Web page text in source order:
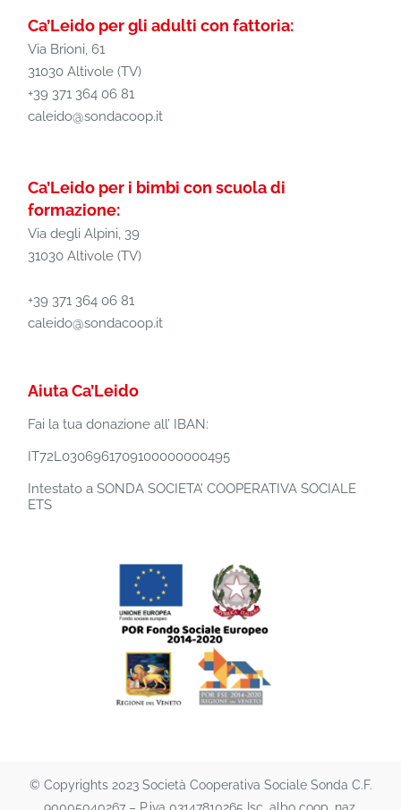
Ca’Leido per gli adulti con fattoria:
Via Brioni, 61
31030 Altivole (TV)
+39 371 364 06 81
caleido@sondacoop.it
Ca’Leido per i bimbi con scuola di
formazione:
Via degli Alpini, 39
31030 Altivole (TV)
+39 371 364 06 81
caleido@sondacoop.it
Aiuta Ca’Leido
Fai la tua donazione all’ IBAN:
IT72L0306961709100000000495
Intestato a SONDA SOCIETA’ COOPERATIVA SOCIALE
ETS
© Copyrights 2023 Società Cooperativa Sociale Sonda C.F.